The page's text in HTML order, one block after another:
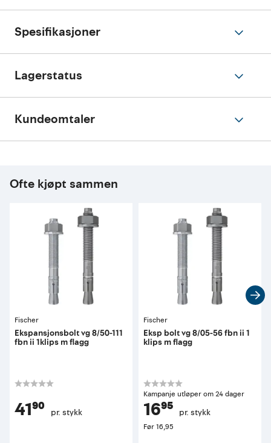
Spesifikasjoner
Lagerstatus
Kundeomtaler
Ofte kjøpt sammen
Fischer
Ekspansjonsbolt vg 8/50-111
fbn ii 1klips m flagg
41⁹⁰ pr. stykk
Fischer
Eksp bolt vg 8/05-56 fbn ii 1
klips m flagg
Kampanje utløper om 24 dager
16⁹⁵ pr. stykk
Før16,95